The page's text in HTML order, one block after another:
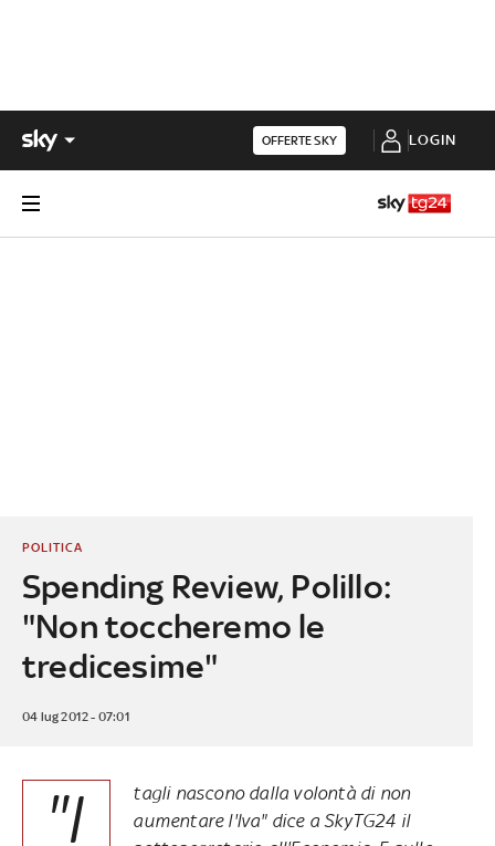
OFFERTE SKY LOGIN
Spending Review, Polillo:
"Non toccheremo le
tredicesime"
POLITICA
04 lug 2012 - 07:01
"I
tagli nascono dalla volontà di non
aumentare l'Iva" dice a SkyTG24 il